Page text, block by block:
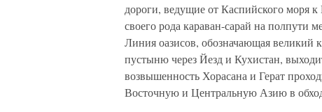
дороги, ведущие от Каспийского моря
своего рода караван-сарай на
Линия оазисов, обозначающая великий
пустыню через Йезд и Кухистан,
возвышенность Хорасана и Герат
Восточную и Центральную Азию в